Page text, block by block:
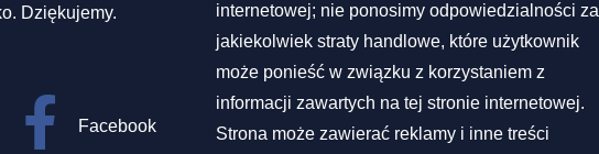
Dziękujemy.
Facebook
internetowej; nie ponosimy odpowiedzialności za
jakiekolwiek straty handlowe, które użytkownik
może ponieść w związku z korzystaniem z
informacji zawartych na tej stronie internetowej.
Strona może zawierać reklamy i inne treści